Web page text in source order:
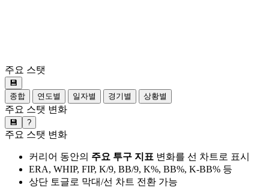
주요 스탯
💾
종합
연도별 일자별 경기별 상황별
주요 스탯 변화
💾 ?
주요 스탯 변화
커리어 동안의 주요 투구 지표 변화를 선 차트로 표시
ERA, WHIP, FIP, K/9, BB/9, K%, BB%, K-BB% 등
상단 토글로 막대/선 차트 전환 가능